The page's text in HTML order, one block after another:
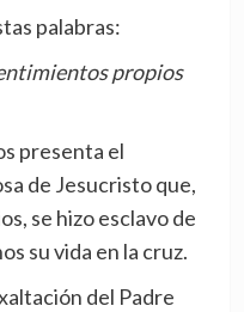
palabras:
propios
presenta el
de Jesucristo que,
se hizo esclavo de
su vida en la cruz.
del Padre